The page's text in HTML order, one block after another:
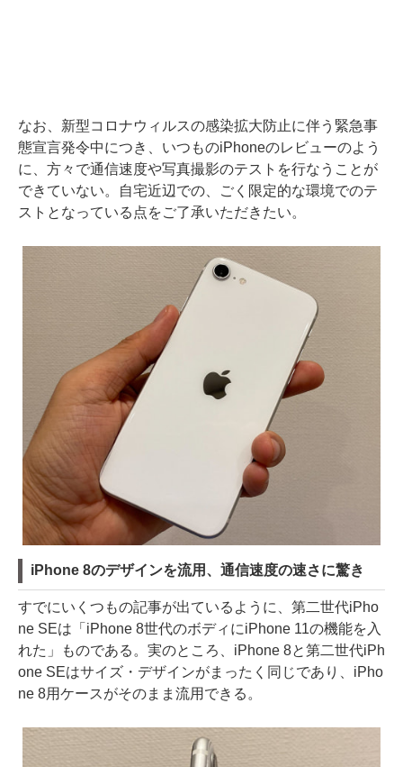
なお、新型コロナウィルスの感染拡大防止に伴う緊急事
態宣言発令中につき、いつものiPhoneのレビューのよう
に、方々で通信速度や写真撮影のテストを行なうことが
できていない。自宅近辺での、ごく限定的な環境でのテ
ストとなっている点をご了承いただきたい。
iPhone 8のデザインを流用、通信速度の速さに驚き
すでにいくつもの記事が出ているように、第二世代iPho
ne SEは「iPhone 8世代のボディにiPhone 11の機能を入
れた」ものである。実のところ、iPhone 8と第二世代iPh
one SEはサイズ・デザインがまったく同じであり、iPho
ne 8用ケースがそのまま流用できる。